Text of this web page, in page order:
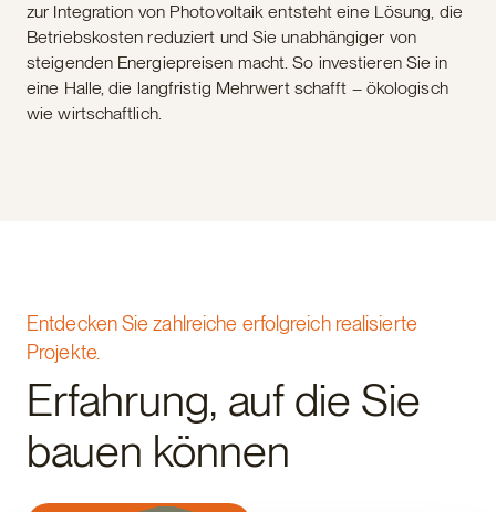
zur Integration von Photovoltaik entsteht eine Lösung, die
Betriebskosten reduziert und Sie unabhängiger von
steigenden Energiepreisen macht. So investieren Sie in
eine Halle, die langfristig Mehrwert schafft – ökologisch
wie wirtschaftlich.
Entdecken Sie zahlreiche erfolgreich realisierte
Projekte.
Erfahrung, auf die Sie
bauen können